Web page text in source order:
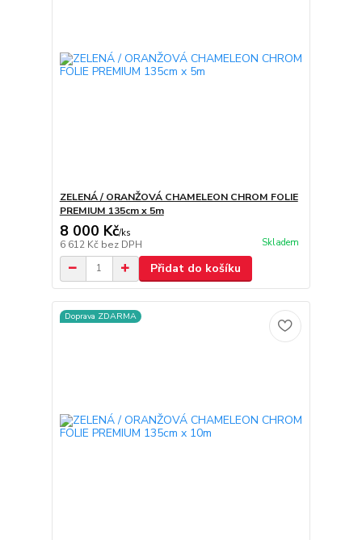
ZELENÁ / ORANŽOVÁ CHAMELEON CHROM FOLIE
PREMIUM 135cm x 5m
8 000 Kč/ks
6 612 Kč bez DPH Skladem
Přidat do košíku
Doprava ZDARMA